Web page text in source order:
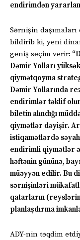
endirimdən
Sərnişin
bildirib ki, yeni
geniş seçim verir:
Dəmir Yolları
qiymətqoyma
Dəmir Yollarında
endirimlər təklif
biletin alındığı
qiymətlər dəyişir.
istiqamətlərdə
endirimli qiymətlər
həftənin gününə,
müəyyən edilir. Bu
sərnişinləri
qatarların
planlaşdırma
ADY-nin təqdim